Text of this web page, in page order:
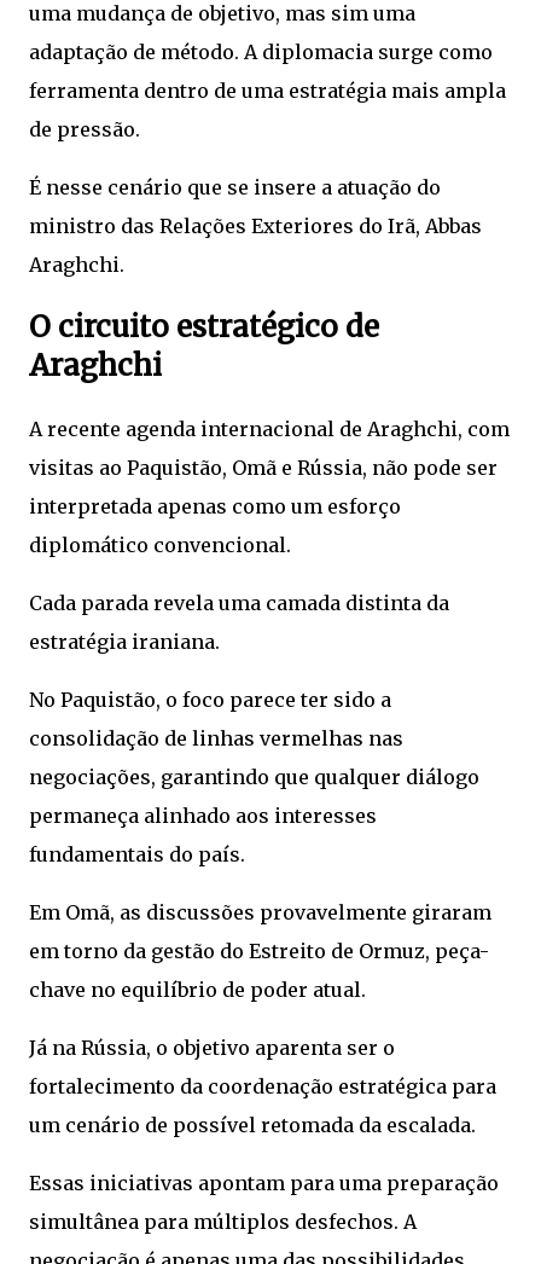
uma mudança de objetivo, mas sim uma
adaptação de método. A diplomacia surge como
ferramenta dentro de uma estratégia mais ampla
de pressão.
É nesse cenário que se insere a atuação do
ministro das Relações Exteriores do Irã, Abbas
Araghchi.
O circuito estratégico de
Araghchi
A recente agenda internacional de Araghchi, com
visitas ao Paquistão, Omã e Rússia, não pode ser
interpretada apenas como um esforço
diplomático convencional.
Cada parada revela uma camada distinta da
estratégia iraniana.
No Paquistão, o foco parece ter sido a
consolidação de linhas vermelhas nas
negociações, garantindo que qualquer diálogo
permaneça alinhado aos interesses
fundamentais do país.
Em Omã, as discussões provavelmente giraram
em torno da gestão do Estreito de Ormuz, peça-
chave no equilíbrio de poder atual.
Já na Rússia, o objetivo aparenta ser o
fortalecimento da coordenação estratégica para
um cenário de possível retomada da escalada.
Essas iniciativas apontam para uma preparação
simultânea para múltiplos desfechos. A